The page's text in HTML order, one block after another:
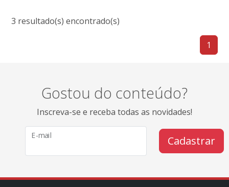
3 resultado(s) encontrado(s)
1
Gostou do conteúdo?
Inscreva-se e receba todas as novidades!
E-mail Cadastrar